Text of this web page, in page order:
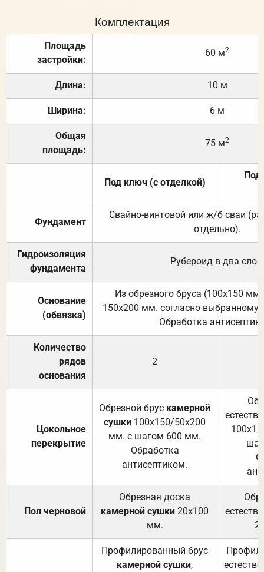
Комплектация
Площадь
застройки:
60 м2
Длина: 10 м
Ширина: 6 м
Общая
площадь:
75 м2
Под ключ (с отделкой)
Под
Фундамент
Свайно-винтовой или ж/б сваи
отдельно).
Гидроизоляция
фундамента
Рубероид в два слоя.
Основание
(обвязка)
Из обрезного бруса (100х150
150х200 мм. согласно выбранному
Обработка
Количество
рядов
основания
2
Цокольное
перекрытие
Обрезной брус камерной
сушки 100х150/50х200
мм. с шагом 600 мм.
Обработка
антисептиком.
Пол черновой
Обрезная доска
камерной сушки 20х100
мм.
Профилированный брус
камерной сушки,